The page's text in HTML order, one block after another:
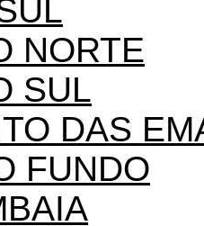
NORTE
SUL
DAS
FUNDO